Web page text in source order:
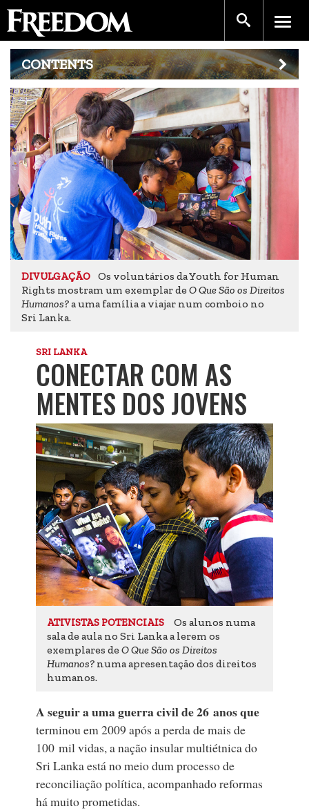
CONTENTS
DIVULGAÇÃO
Os voluntários da Youth for Human
Rights mostram um exemplar deO Que São os Direitos
Humanos?a uma família a viajar num comboio no
Sri Lanka.
SRI LANKA
CONECTAR COM AS
MENTES DOS JOVENS
ATIVISTAS POTENCIAIS
Os alunos numa
sala de aula no Sri Lanka a lerem os
exemplares deO Que São os Direitos
Humanos? numa apresentação dos direitos
humanos.
A seguir a uma guerra civil de 26 anos que
terminou em 2009 após a perda de mais de
100 mil vidas, a nação insular multiétnica do
Sri Lanka está no meio dum processo de
reconciliação política, acompanhado reformas
há muito prometidas.